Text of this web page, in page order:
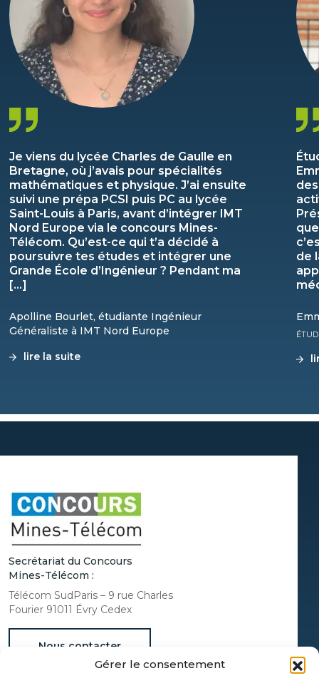
Gérer le consentement
Je viens du lycée Charles de Gaulle en
Bretagne, où j’avais pour spécialités
mathématiques et physique. J’ai ensuite
suivi une prépa PCSI puis PC au lycée
Saint-Louis à Paris, avant d’intégrer IMT
Nord Europe via le concours Mines-
Télécom. Qu’est-ce qui t’a décidé à
poursuivre tes études et intégrer une
Grande École d’Ingénieur ? Pendant ma
[…]
Apolline Bourlet, étudiante Ingénieur
Généraliste à IMT Nord Europe
lire la suite
de
Secrétariat du Concours
Mines-Télécom :
Télécom SudParis – 9 rue Charles
Fourier 91011 Évry Cedex
Nous contacter